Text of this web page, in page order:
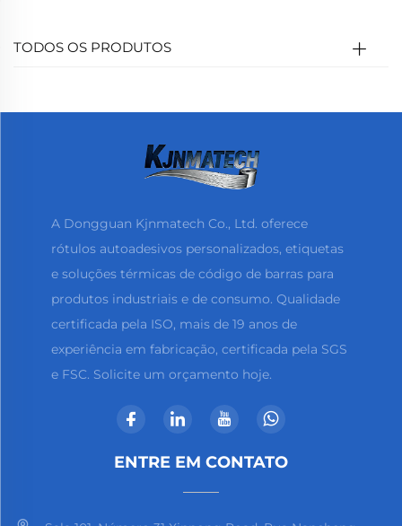
TODOS OS PRODUTOS
A Dongguan Kjnmatech Co., Ltd. oferece
rótulos autoadesivos personalizados, etiquetas
e soluções térmicas de código de barras para
produtos industriais e de consumo. Qualidade
certificada pela ISO, mais de 19 anos de
experiência em fabricação, certificada pela SGS
e FSC. Solicite um orçamento hoje.
ENTRE EM CONTATO